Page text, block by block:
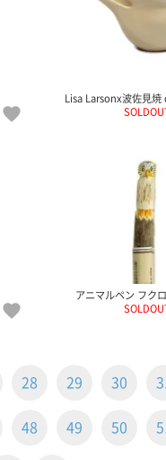
Lisa Larsonx波佐見焼
アニマルペン フク
28 29 30
48 49 50